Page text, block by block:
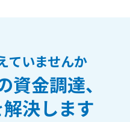
ていませんか
金調達、
決します